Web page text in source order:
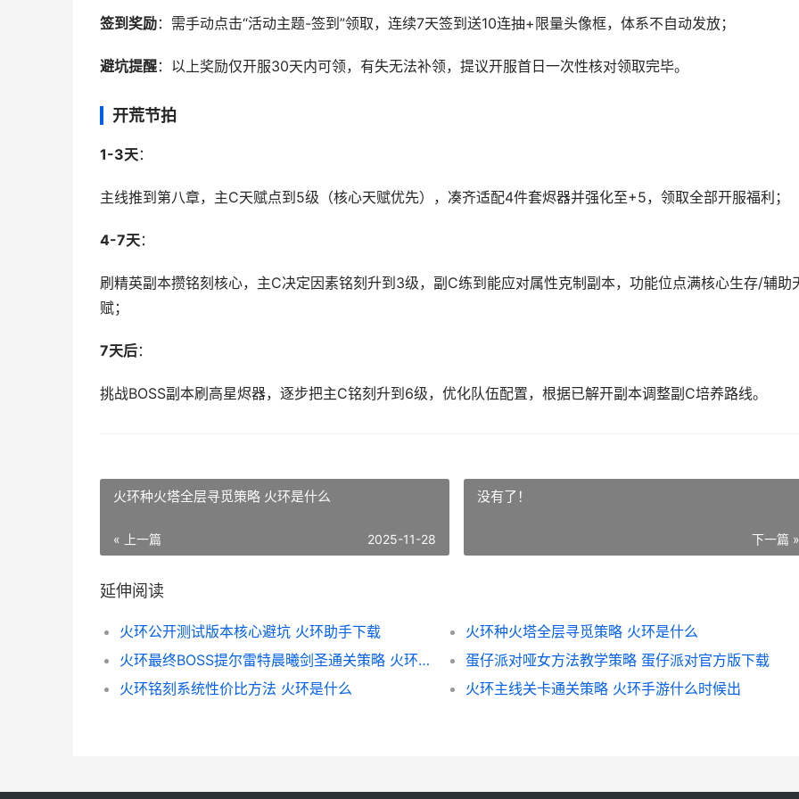
签到奖励：需手动点击“活动主题-签到”领取，连续7天签到送10连抽+限量头像框，体系不自动发放；
避坑提醒：以上奖励仅开服30天内可领，有失无法补领，提议开服首日一次性核对领取完毕。
开荒节拍
1-3天：
主线推到第八章，主C天赋点到5级（核心天赋优先），凑齐适配4件套烬器并强化至+5，领取全部开服福利；
4-7天：
刷精英副本攒铭刻核心，主C决定因素铭刻升到3级，副C练到能应对属性克制副本，功能位点满核心生存/辅助
赋；
7天后：
挑战BOSS副本刷高星烬器，逐步把主C铭刻升到6级，优化队伍配置，根据已解开副本调整副C培养路线。
火环种火塔全层寻觅策略 火环是什么
« 上一篇 2025-11-28
没有了！
下一篇 »
延伸阅读
火环公开测试版本核心避坑 火环助手下载
火环种火塔全层寻觅策略 火环是什么
火环最终BOSS提尔雷特晨曦剑圣通关策略 火环理论
蛋仔派对哑女方法教学策略 蛋仔派对官方版下载
火环铭刻系统性价比方法 火环是什么
火环主线关卡通关策略 火环手游什么时候出